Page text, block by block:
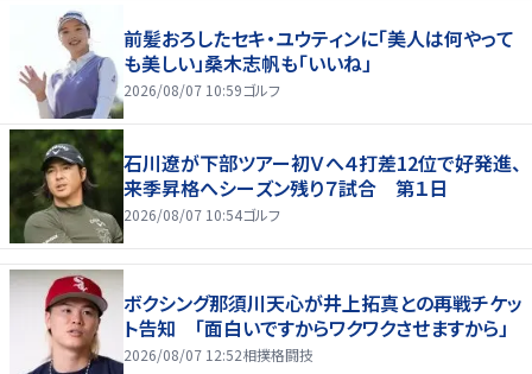
前髪おろしたセキ・ユウティンに「美人は何やって
も美しい」桑木志帆も「いいね」
2026/08/07 10:59ゴルフ
石川遼が下部ツアー初Ｖへ４打差12位で好発進、
来季昇格へシーズン残り７試合 第１日
2026/08/07 10:54ゴルフ
ボクシング那須川天心が井上拓真との再戦チケッ
ト告知 「面白いですからワクワクさせますから」
2026/08/07 12:52相撲格闘技